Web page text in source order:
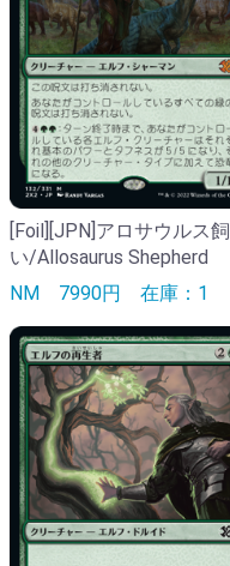
[Foil][JPN]アロサウルス飼
い/Allosaurus Shepherd
NM 7990円 在庫：1